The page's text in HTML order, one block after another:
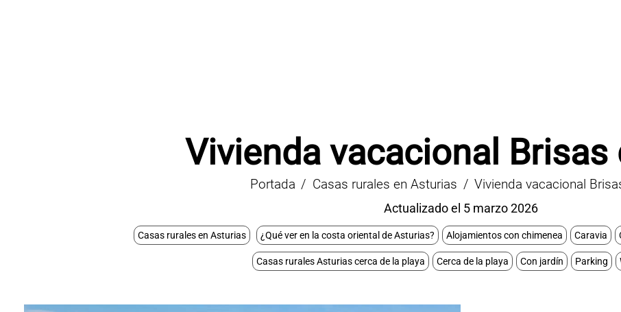
Vivienda vacacional Brisas
Portada Casas rurales en Asturias Vivienda vacacional
Actualizado el 5 marzo 2026
Casas rurales en Asturias ¿Qué ver en la costa oriental de Asturias? Alojamientos con chimenea Caravia
Casas rurales Asturias cerca de la playa Cerca de la playa Con jardín Parking